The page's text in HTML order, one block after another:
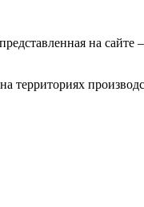
на сайте
территориях